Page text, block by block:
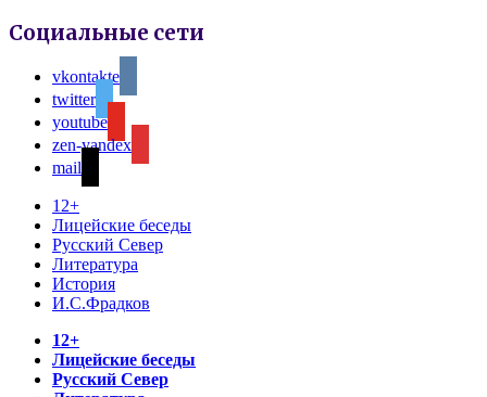
Социальные сети
vkontakte
twitter
youtube
zen-yandex
mail
12+
Лицейские беседы
Русский Север
Литература
История
И.С.Фрадков
12+
Лицейские беседы
Русский Север